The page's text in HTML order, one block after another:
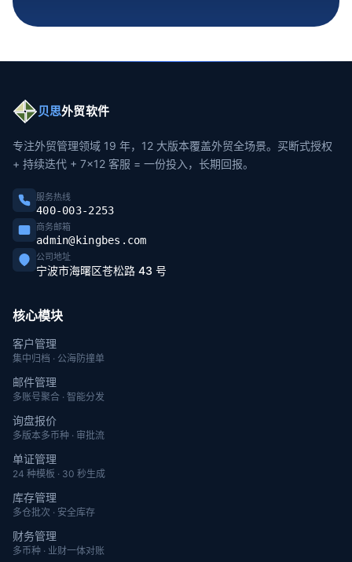
贝思外贸软件
专注外贸管理领域 19 年，12 大版本覆盖外贸全场景。买断式授权
+ 持续迭代 + 7×12 客服 = 一份投入，长期回报。
服务热线
400-003-2253
商务邮箱
admin@kingbes.com
公司地址
宁波市海曙区苍松路 43 号
核心模块
客户管理
集中归档 · 公海防撞单
邮件管理
多账号聚合 · 智能分发
询盘报价
多版本多币种 · 审批流
单证管理
24 种模板 · 30 秒生成
库存管理
多仓批次 · 安全库存
财务管理
多币种 · 业财一体对账